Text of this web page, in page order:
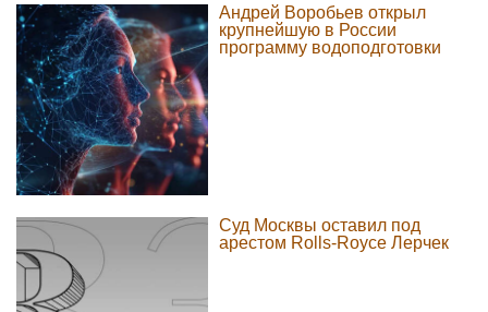
Андрей Воробьев открыл
крупнейшую в России
программу водоподготовки
Суд Москвы оставил под
арестом Rolls-Royce Лерчек